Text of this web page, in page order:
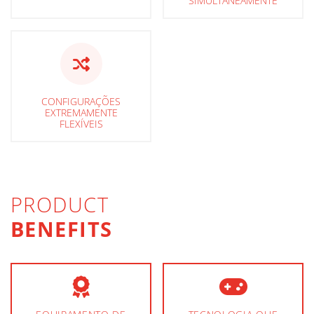
CONFIGURAÇÕES
EXTREMAMENTE
FLEXÍVEIS
PRODUCT
BENEFITS